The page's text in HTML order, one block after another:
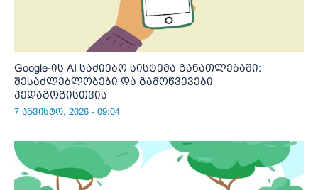
Google-ის AI საძიებო სისტემა განათლებაში:
შესაძლებლობები და გამოწვევები
პედაგოგისთვის
7 აგვისტო, 2026 - 09:04